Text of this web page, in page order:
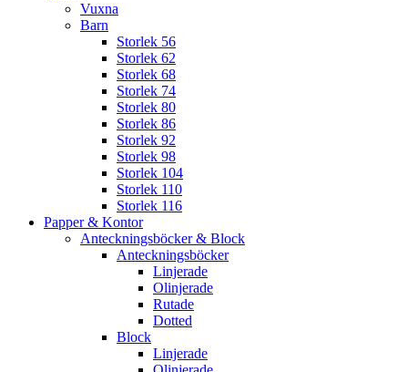
Vuxna
Barn
Storlek 56
Storlek 62
Storlek 68
Storlek 74
Storlek 80
Storlek 86
Storlek 92
Storlek 98
Storlek 104
Storlek 110
Storlek 116
Papper & Kontor
Anteckningsböcker & Block
Anteckningsböcker
Linjerade
Olinjerade
Rutade
Dotted
Block
Linjerade